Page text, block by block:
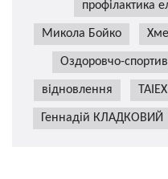
профілактика
Микола Бойко
Оздоровчо-
відновлення TAIEX
Геннадій КЛАДКОВИЙ